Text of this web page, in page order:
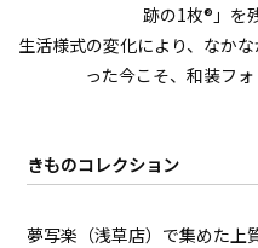
跡の1枚®」を
生活様式の変化により、なか
った今こそ、和装フ
きものコレクション
夢写楽（浅草店）で集めた上